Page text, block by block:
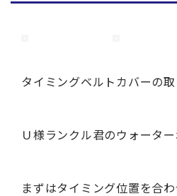
タイミングベルトカバーの
Ｕ様ランクル君のウォータ
まずはタイミング位置を合